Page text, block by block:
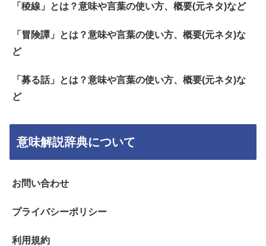
「稜線」とは？意味や言葉の使い方、概要(元ネタ)など
「冒険譚」とは？意味や言葉の使い方、概要(元ネタ)な
ど
「募る話」とは？意味や言葉の使い方、概要(元ネタ)な
ど
意味解説辞典について
お問い合わせ
プライバシーポリシー
利用規約